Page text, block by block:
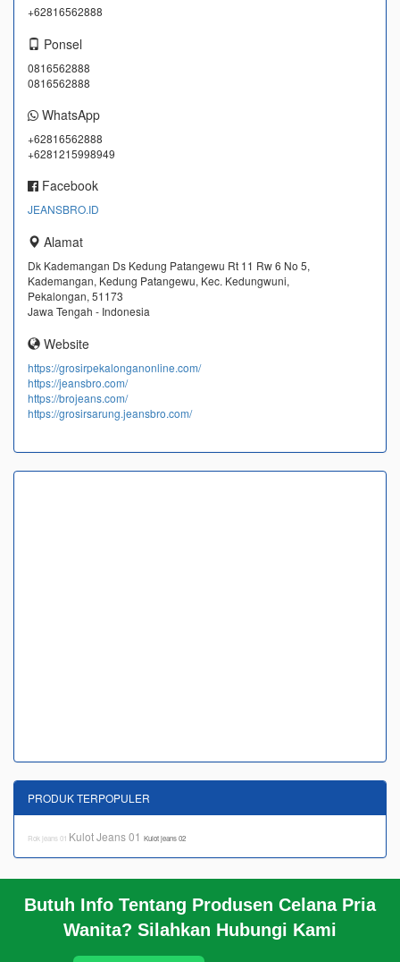
+62816562888
Ponsel
0816562888
0816562888
WhatsApp
+62816562888
+6281215998949
Facebook
JEANSBRO.ID
Alamat
Dk Kademangan Ds Kedung Patangewu Rt 11 Rw 6 No 5,
Kademangan, Kedung Patangewu, Kec. Kedungwuni,
Pekalongan, 51173
Jawa Tengah - Indonesia
Website
https://grosirpekalonganonline.com/
https://jeansbro.com/
https://brojeans.com/
https://grosirsarung.jeansbro.com/
Butuh Info Tentang Produsen Celana Pria
Wanita? Silahkan Hubungi Kami
PRODUK TERPOPULER
Rok jeans 01 Kulot Jeans 01 Kulot jeans 02
BERANDA
KERANJANG BELANJA